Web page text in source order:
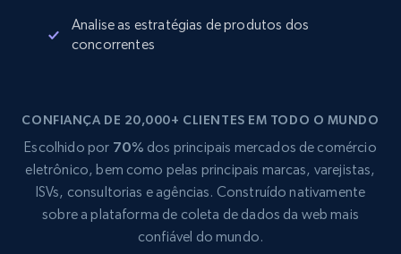
Analise as estratégias de produtos dos
concorrentes
CONFIANÇA DE 20,000+ CLIENTES EM TODO O MUNDO
Escolhido por 70% dos principais mercados de comércio
eletrônico, bem como pelas principais marcas, varejistas,
ISVs, consultorias e agências. Construído nativamente
sobre a plataforma de coleta de dados da web mais
confiável do mundo.